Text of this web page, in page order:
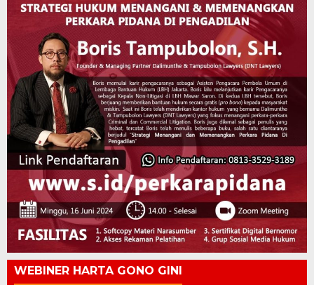
WEBINER HARTA GONO GINI